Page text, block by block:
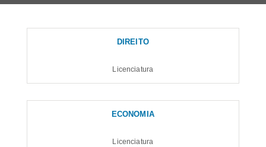
DIREITO
Licenciatura
ECONOMIA
Licenciatura